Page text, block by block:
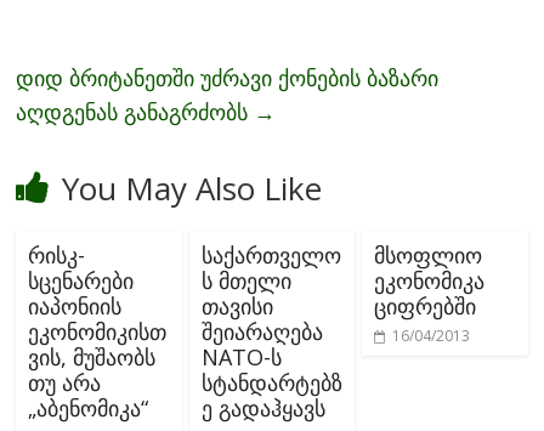
k
დიდ ბრიტანეთში უძრავი ქონების ბაზარი
აღდგენას განაგრძობს →
You May Also Like
რისკ-
სცენარები
იაპონიის
ეკონომიკისთ
ვის, მუშაობს
თუ არა
„აბენომიკა“
საქართველო
ს მთელი
თავისი
შეიარაღება
NATO-ს
სტანდარტებზ
ე გადაჰყავს
მსოფლიო
ეკონომიკა
ციფრებში
16/04/2013